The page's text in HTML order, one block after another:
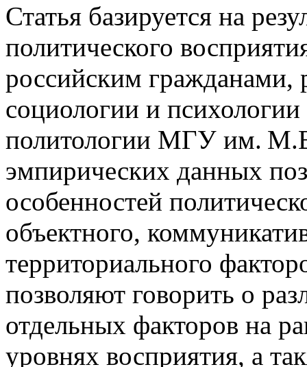
Статья базируется на
политического
российским гражданами,
социологии и
политологии МГУ им.
эмпирических данных
особенностей
объектного,
территориального
позволяют говорить о
отдельных факторов на
уровнях восприятия, а